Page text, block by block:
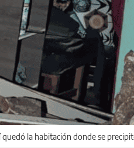
quedó la habitación donde se